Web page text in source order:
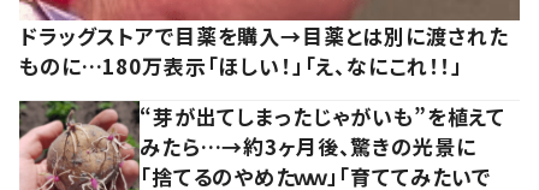
ドラッグストアで目薬を購入→目薬とは別に渡された
ものに…180万表示「ほしい！」「え、なにこれ！！」
“芽が出てしまったじゃがいも”を植えて
みたら…→約3ヶ月後、驚きの光景に
「捨てるのやめたｗｗ」「育ててみたいで